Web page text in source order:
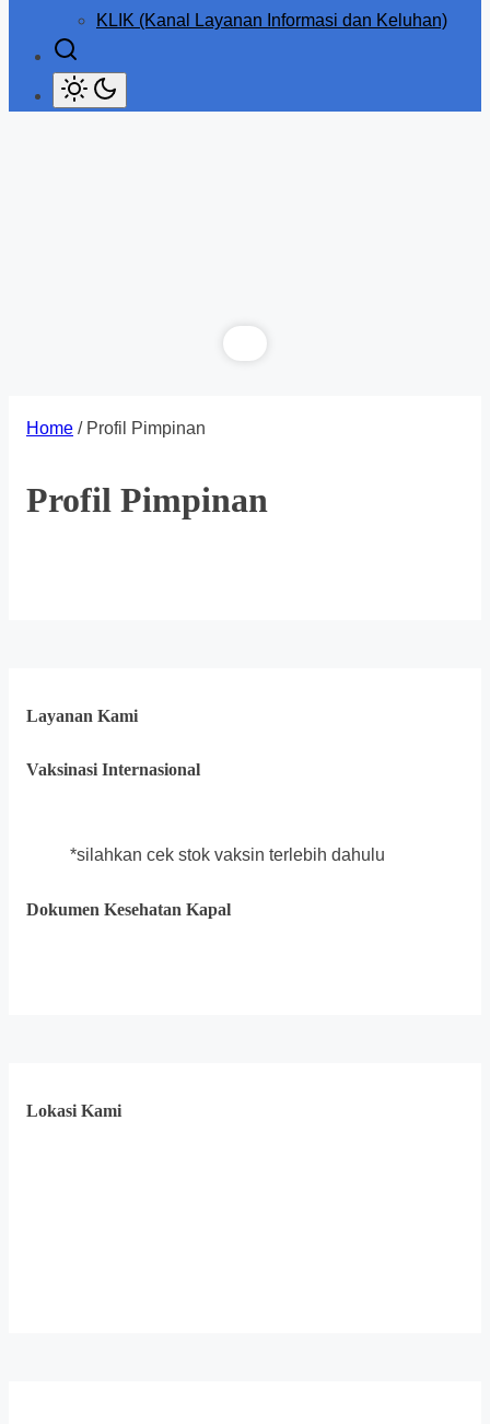
KLIK (Kanal Layanan Informasi dan Keluhan)
Home / Profil Pimpinan
Profil Pimpinan
Layanan Kami
Vaksinasi Internasional
*silahkan cek stok vaksin terlebih dahulu
Dokumen Kesehatan Kapal
Lokasi Kami